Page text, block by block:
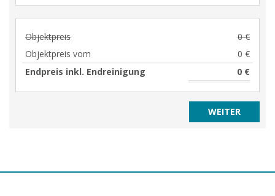
Objektpreis
0 €
Objektpreis vom
0 €
Endpreis inkl. Endreinigung
0 €